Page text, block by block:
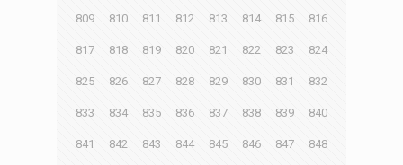
809 810 811 812 813 814 815 816
817 818 819 820 821 822 823 824
825 826 827 828 829 830 831 832
833 834 835 836 837 838 839 840
841 842 843 844 845 846 847 848